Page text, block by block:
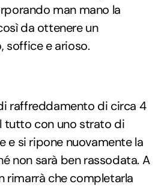
man mano la
da ottenere un
soffice e arioso.
raffreddamento di circa 4
tutto con uno strato di
e si ripone nuovamente la
non sarà ben rassodata. A
rimarrà che completarla